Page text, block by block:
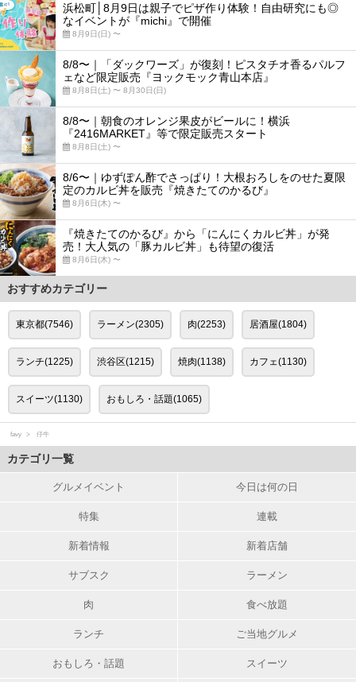
浜松町│8月9日は親子でピザ作り体験！自由研究にも◎
なイベントが『michi』で開催
8月9日(日) 〜
8/8〜｜「ダックワーズ」が復刻！ピスタチオ香るパルフ
ェなど限定販売『ヨックモック青山本店』
8月8日(土) 〜 8月30日(日)
8/8〜｜朝食のオレンジ果皮がビールに！横浜
『2416MARKET』等で限定販売スタート
8月8日(土) 〜
8/6〜｜ゆずぽん酢でさっぱり！大根おろしをのせた夏限
定のカルビ丼を販売『焼きたてのかるび』
8月6日(木) 〜
『焼きたてのかるび』から「にんにくカルビ丼」が発
売！大人気の「豚カルビ丼」も待望の復活
8月6日(木) 〜
おすすめカテゴリー
東京都(7546) ラーメン(2305) 肉(2253) 居酒屋(1804)
ランチ(1225) 渋谷区(1215) 焼肉(1138) カフェ(1130)
スイーツ(1130) おもしろ・話題(1065)
favy 仔牛
カテゴリ一覧
グルメイベント 今日は何の日
特集 連載
新着情報 新着店舗
サブスク ラーメン
肉 食べ放題
ランチ ご当地グルメ
おもしろ・話題 スイーツ